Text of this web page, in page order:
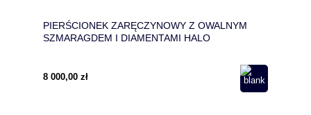
PIERŚCIONEK ZARĘCZYNOWY Z OWALNYM
SZMARAGDEM I DIAMENTAMI HALO
8 000,00 zł